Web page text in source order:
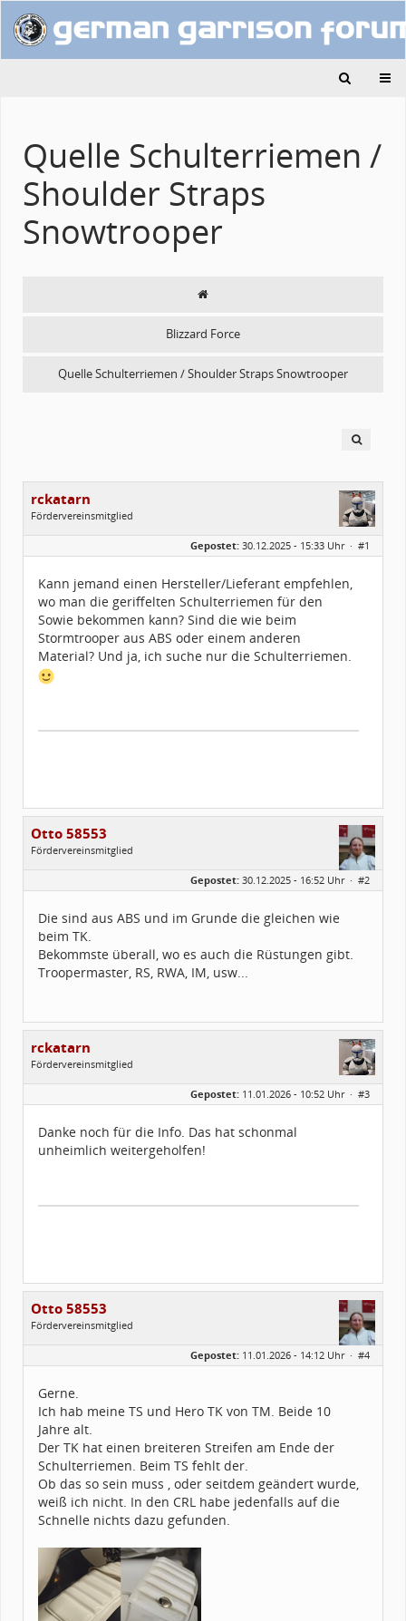
Quelle Schulterriemen /
Shoulder Straps
Snowtrooper
Blizzard Force
Quelle Schulterriemen / Shoulder Straps Snowtrooper
rckatarn
Fördervereinsmitglied
Geschlecht:
Alter:
49
Beiträge:
112
Forenmitglied seit:02 / 2025
Legion-ID:
60999
Squad-Zugehörigkeit:SWSQ
Kostüme:
Im Profil...
Gepostet: 30.12.2025 - 15:33 Uhr · #1
Kann jemand einen Hersteller/Lieferant empfehlen,
wo man die geriffelten Schulterriemen für den
Sowie bekommen kann? Sind die wie beim
Stormtrooper aus ABS oder einem anderen
Material? Und ja, ich suche nur die Schulterriemen.
Otto 58553
Fördervereinsmitglied
Beiträge:
33
Legion-ID:
58553
Squad-Zugehörigkeit:
Kostüme:
Im Profil...
Gepostet: 30.12.2025 - 16:52 Uhr · #2
Die sind aus ABS und im Grunde die gleichen wie
beim TK.
Bekommste überall, wo es auch die Rüstungen gibt.
Troopermaster, RS, RWA, IM, usw...
rckatarn
Fördervereinsmitglied
Geschlecht:
Alter:
49
Beiträge:
112
Forenmitglied seit:02 / 2025
Gepostet: 11.01.2026 - 10:52 Uhr · #3
Danke noch für die Info. Das hat schonmal
unheimlich weitergeholfen!
Otto 58553
Fördervereinsmitglied
Beiträge:
33
Legion-ID:
Squad-Zugehörigkeit:WSQ
Kostüme:
Gepostet: 11.01.2026 - 14:12 Uhr · #4
Gerne.
Ich hab meine TS und Hero TK von TM. Beide 10
Jahre alt.
Der TK hat einen breiteren Streifen am Ende der
Schulterriemen. Beim TS fehlt der.
Ob das so sein muss , oder seitdem geändert wurde,
weiß ich nicht. In den CRL habe jedenfalls auf die
Schnelle nichts dazu gefunden.